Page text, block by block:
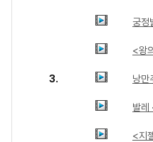
궁정
<왕
3. 낭만
발레
<지